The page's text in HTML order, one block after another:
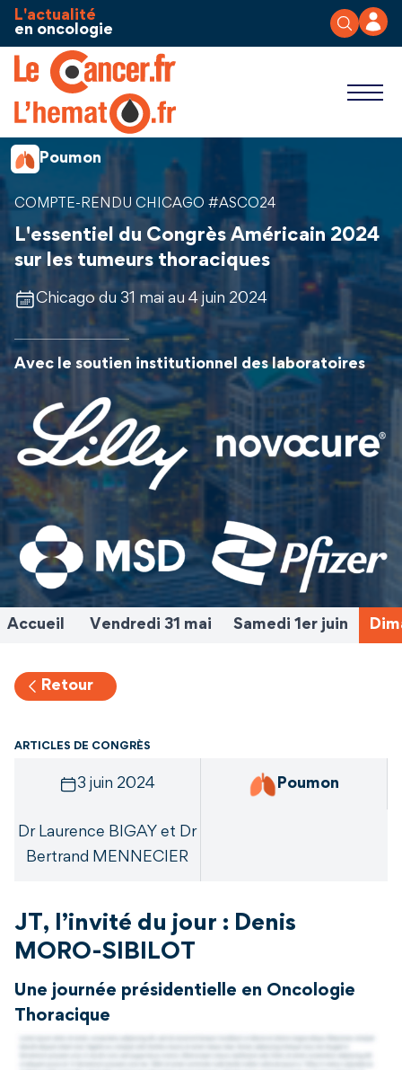
Aller au contenu
L'actualité
en oncologie
Poumon
COMPTE-RENDU CHICAGO #ASCO24
L'essentiel du Congrès Américain 2024
sur les tumeurs thoraciques
Chicago du 31 mai au 4 juin 2024
Avec le soutien institutionnel des laboratoires
Accueil Vendredi 31 mai Samedi 1er juin
Retour
ARTICLES DE CONGRÈS
3 juin 2024 Poumon
Dr Laurence BIGAY et Dr
Bertrand MENNECIER
JT, l’invité du jour : Denis
MORO-SIBILOT
Une journée présidentielle en Oncologie
Thoracique
Panneau de gestion des cookies